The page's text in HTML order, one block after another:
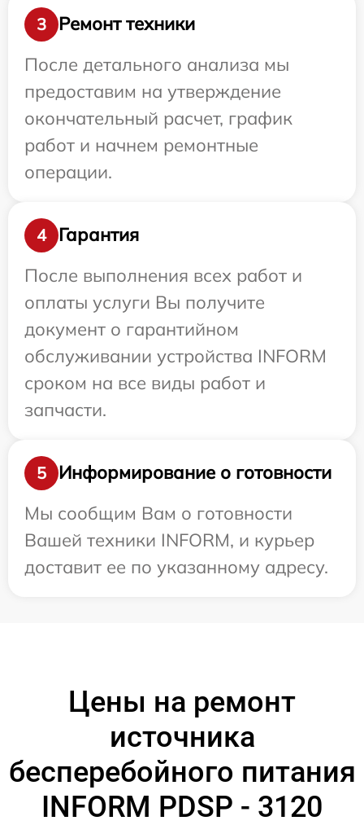
3
Ремонт техники
После детального анализа мы
предоставим на утверждение
окончательный расчет, график
работ и начнем ремонтные
операции.
4
Гарантия
После выполнения всех работ и
оплаты услуги Вы получите
документ о гарантийном
обслуживании устройства INFORM
сроком на все виды работ и
запчасти.
5
Информирование о готовности
Мы сообщим Вам о готовности
Вашей техники INFORM, и курьер
доставит ее по указанному адресу.
Цены на ремонт
источника
бесперебойного питания
INFORM PDSP - 3120